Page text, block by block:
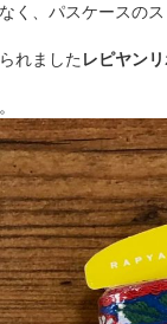
く、パスケースの
れました レピヤン